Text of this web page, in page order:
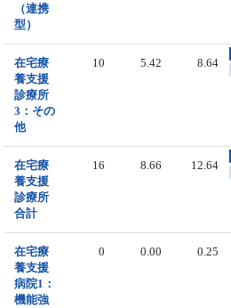
（連携
型）
在宅療
養支援
診療所
3：その
他
10 5.42 8.64
在宅療
養支援
診療所
合計
16 8.66 12.64
在宅療
養支援
病院1：
機能強
0 0.00 0.25